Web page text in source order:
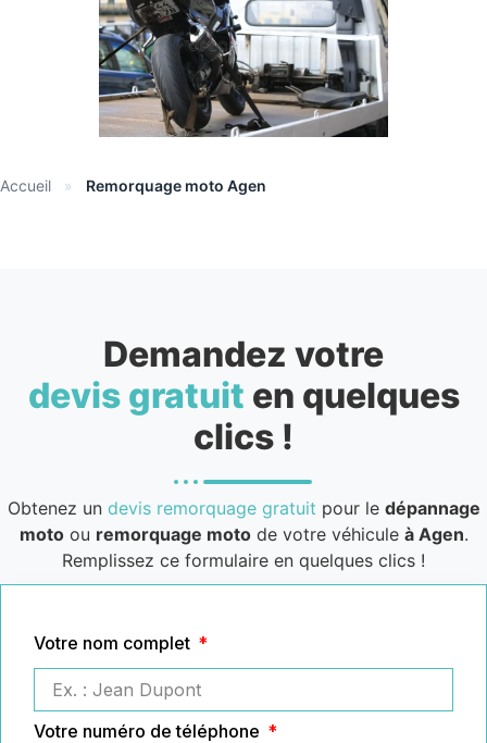
Accueil » Remorquage moto Agen
Demandez votre
devis gratuit en quelques
clics !
Obtenez un devis remorquage gratuit pour le dépannage
motoou remorquage motode votre véhicule à Agen.
Remplissez ce formulaire en quelques clics !
Votre nom complet
Votre numéro de téléphone